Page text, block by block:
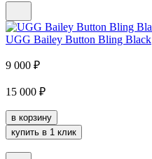
UGG Bailey Button Bling Black
9 000 ₽
15 000 ₽
в корзину
купить в 1 клик